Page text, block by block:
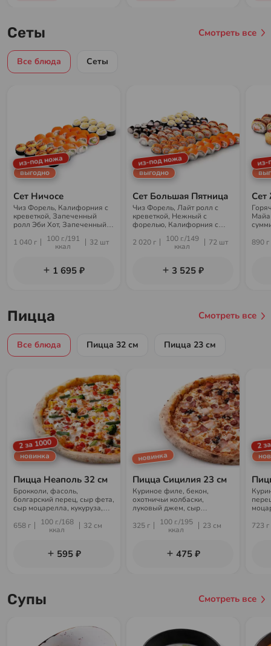
Сеты Смотреть все
Все блюда Сеты
из-под ножа
выгодно
Сет Ничосе
Чиз Форель, Калифорния с
креветкой, Запеченный
ролл Эби Хот, Запеченный с
скидками и акциями
1 040 г
100 г./191
ккал
32 шт
1 695 ₽
из-под ножа
выгодно
Сет Большая Пятница
Чиз Форель, Лайт ролл с
креветкой, Нежный с
форелью, Калифорния с
малыш, Горячая
Калифорния, Запеченный с
угрем, Лайт ролл с угрем и
огурцом. Не суммируются со
2 020 г
100 г./149
ккал
72 шт
3 525 ₽
из-
Сет
890 г
Пицца Смотреть все
Все блюда Пицца 32 см Пицца 23 см
2 за 1000
новинка
Пицца Неаполь 32 см
Брокколи, фасоль,
болгарский перец, сыр фета,
сыр моцарелла, кукуруза,
658 г
100 г./168
ккал
32 см
595 ₽
новинка
Пицца Сицилия 23 см
Куриное филе, бекон,
охотничьи колбаски,
луковый джем, сыр
325 г
100 г./195
ккал
23 см
475 ₽
2
723 г
Супы Смотреть все